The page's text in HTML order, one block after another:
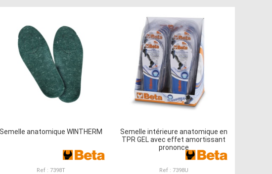
Semelle anatomique WINTHERM
Ref : 7398T
Semelle intérieure anatomique en
TPR GEL avec effet amortissant
prononce
Ref : 7398U